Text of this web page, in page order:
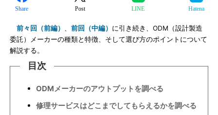
Share Post LINE Hatena
前々回（前編） 前回（中編） に引き続き、ODM（設計製造
委託）メーカーの種類と特徴、そして選び方のポイントについて
解説する。
目次
ODMメーカーのアウトプットを調べる
修理サービスはどこまでしてもらえるかを調べる